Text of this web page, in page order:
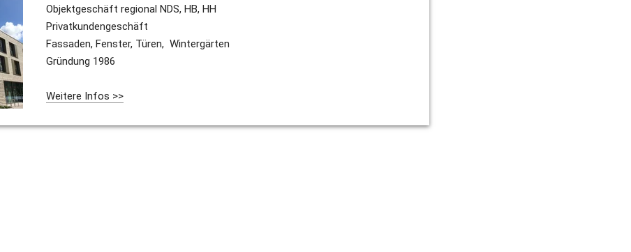
Objektgeschäft regional NDS, HB, HH
Privatkundengeschäft
Fassaden, Fenster, Türen,  Wintergärten
Gründung 1986
Weitere Infos >>